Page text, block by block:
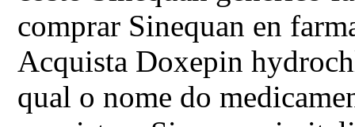
comprar Sinequan en
Acquista Doxepin
qual o nome do